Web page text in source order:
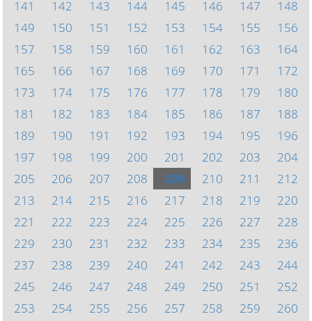
141
142 143 144 145 146 147
148
149
150 151 152 153 154 155
156
157
158 159 160 161 162 163
164
165
166 167 168 169 170 171
172
173
174 175 176 177 178 179
180
181
182 183 184 185 186 187
188
189
190 191 192 193 194 195
196
197
198 199 200 201 202 203
204
205
206 207 208 209 210 211
212
213
214 215 216 217 218 219
220
221
222 223 224 225 226 227
228
229
230 231 232 233 234 235
236
237
238 239 240 241 242 243
244
245
246 247 248 249 250 251
252
253
254 255 256 257 258 259
260